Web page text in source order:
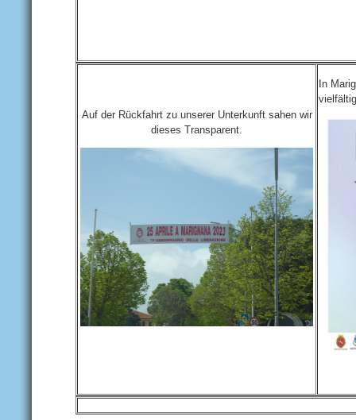
Auf der Rückfahrt zu unserer Unterkunft sahen wir
dieses Transparent.
In